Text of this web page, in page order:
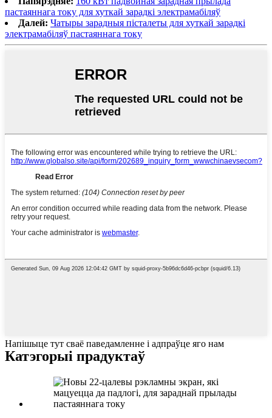
пастаяннага току для хуткай зарадкі электрамабіляў
Далей: Чатыры зарадныя пісталеты для хуткай зарадкі
электрамабіляў пастаяннага току
Напішыце тут сваё паведамленне і адпраўце яго нам
Катэгорыі прадуктаў